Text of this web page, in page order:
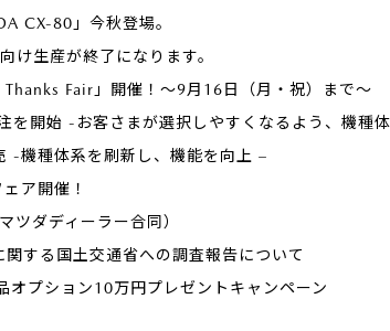
CX-80」今秋登場。
け生産が終了になります。
Fair」開催！～9月16日（月・祝）まで～
を開始 -お客さまが選択しやすくなるよう、機種
-機種体系を刷新し、機能を向上 –
ア開催！
ツダディーラー合同）
する国土交通省への調査報告について
オプション10万円プレゼントキャンペーン